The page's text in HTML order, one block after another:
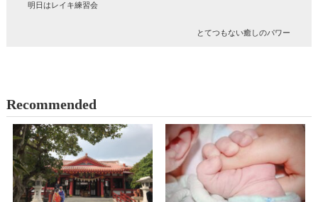
明日はレイキ練習会
とてつもない癒しのパワー
Recommended